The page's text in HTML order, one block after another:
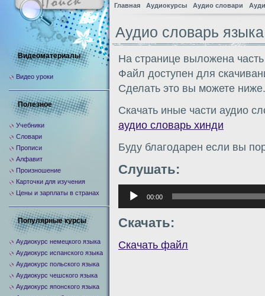
Главная Аудиокурсы Аудио словари
Аудио словарь
На странице выложена
Файл доступен для
Сделать это вы можете ниже.
Скачать иные части аудио
аудио словарь хинди
Буду благодарен если вы
Слушать:
Аудиоплеер
00:00
Скачать:
Скачать файл
Видеоматериалы
Видео уроки
Полезное
Учебники
Словари
Прописи
Алфавит
Произношение
Карточки для изучения
Цены и зарплаты в странах
Популярные курсы
Аудиокурс немецкого языка
Аудиокурс испанского языка
Аудиокурс польского языка
Аудиокурс чешского языка
Аудиокурс японского языка